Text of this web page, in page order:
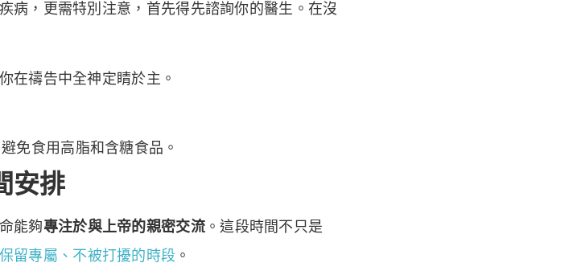
病，更需特別注意，首先得先諮詢你的醫生。在沒
在禱告中全神定睛於主。
免食用高脂和含糖食品。
安排
能夠專注於與上帝的親密交流。這段時間不只是
留專屬、不被打擾的時段 。